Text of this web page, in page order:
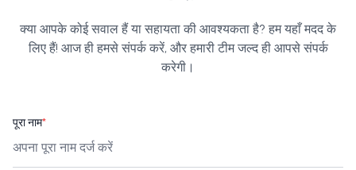
क्या आपके कोई सवाल हैं या सहायता की आवश्यकता है? हम यहाँ मदद के
लिए हैं! आज ही हमसे संपर्क करें, और हमारी टीम जल्द ही आपसे संपर्क
करेगी।
पूरा नाम*